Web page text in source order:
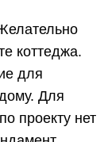
коттеджа.
для
Для
проекту нет